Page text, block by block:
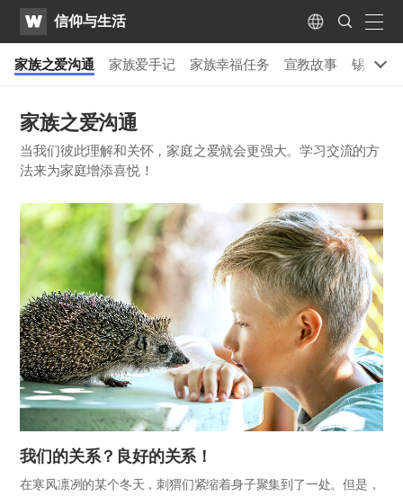
WATV信仰与生活 Language
Search
Submit
家族之爱沟通 家族爱手记 家族幸福任务 宣教故事 锡安的
家族之爱沟通
当我们彼此理解和关怀，家庭之爱就会更强大。学习交流的方
法来为家庭增添喜悦！
我们的关系？良好的关系！
在寒风凛冽的某个冬天，刺猬们紧缩着身子聚集到了一处。但是，